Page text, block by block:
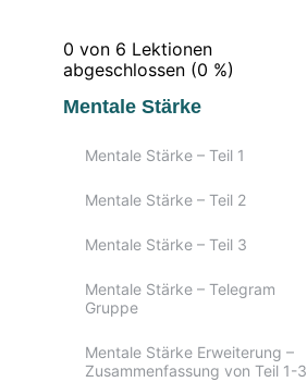
0 von 6 Lektionen
abgeschlossen (0 %)
Mentale Stärke
Mentale Stärke – Teil 1
Mentale Stärke – Teil 2
Mentale Stärke – Teil 3
Mentale Stärke – Telegram
Gruppe
Mentale Stärke Erweiterung –
Zusammenfassung von Teil 1-3